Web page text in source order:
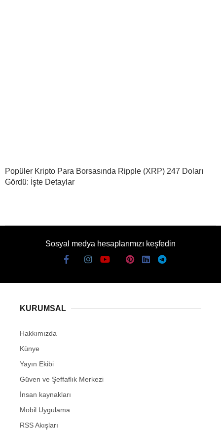
Popüler Kripto Para Borsasında Ripple (XRP) 247 Doları
Gördü: İşte Detaylar
Sosyal medya hesaplarımızı keşfedin
KURUMSAL
Hakkımızda
Künye
Yayın Ekibi
Güven ve Şeffaflık Merkezi
İnsan kaynakları
Mobil Uygulama
RSS Akışları